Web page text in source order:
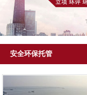
安全环保托管